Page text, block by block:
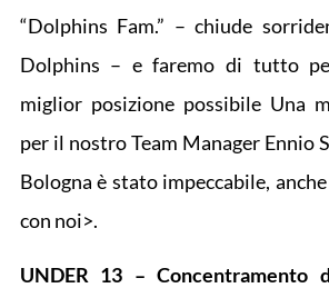
“Dolphins Fam.” – chiude
Dolphins – e faremo di tutto
miglior posizione possibile Una
per il nostro Team Manager Ennio
Bologna è stato impeccabile,
con noi>.
UNDER 13 – Concentramento